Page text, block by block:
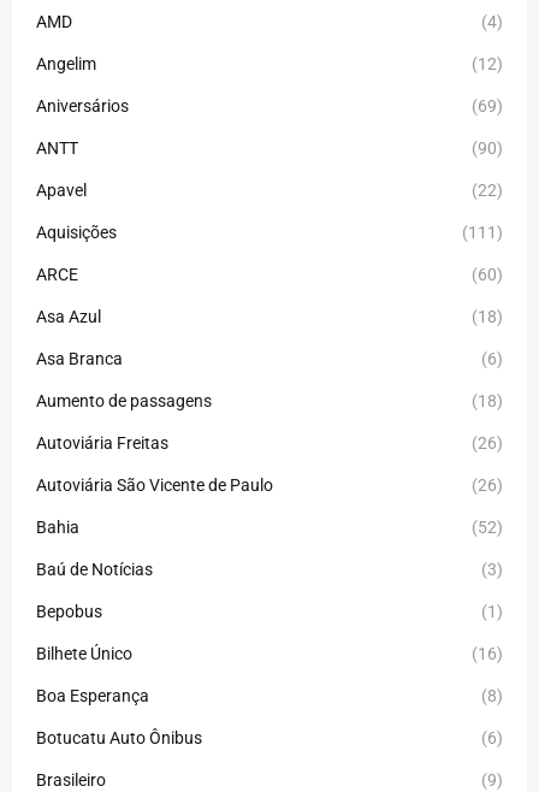
AMD (4)
Angelim (12)
Aniversários (69)
ANTT (90)
Apavel (22)
Aquisições (111)
ARCE (60)
Asa Azul (18)
Asa Branca (6)
Aumento de passagens (18)
Autoviária Freitas (26)
Autoviária São Vicente de Paulo (26)
Bahia (52)
Baú de Notícias (3)
Bepobus (1)
Bilhete Único (16)
Boa Esperança (8)
Botucatu Auto Ônibus (6)
Brasileiro (9)